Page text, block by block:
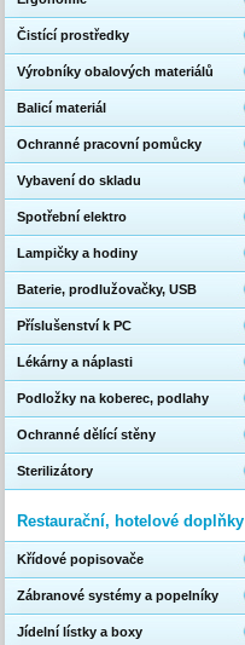
Čistící prostředky
Výrobníky obalových materiálů
Balicí materiál
Ochranné pracovní pomůcky
Vybavení do skladu
Spotřební elektro
Lampičky a hodiny
Baterie, prodlužovačky, USB
Příslušenství k PC
Lékárny a náplasti
Podložky na koberec, podlahy
Ochranné dělící stěny
Sterilizátory
Restaurační, hotelové doplňky
Křídové popisovače
Zábranové systémy a popelníky
Jídelní lístky a boxy